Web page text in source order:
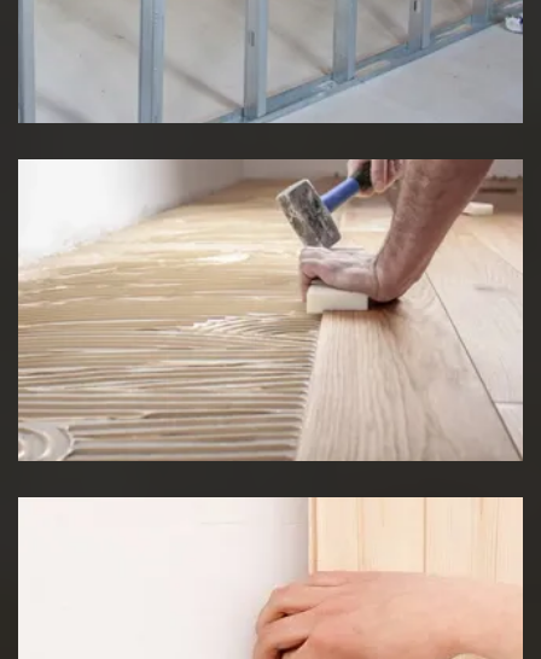
Pose de cloison
Pose de Lino